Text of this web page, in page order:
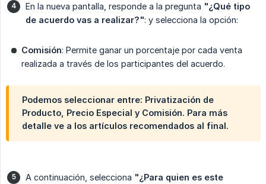
En la nueva pantalla, responde a la pregunta "¿Qué tipo
de acuerdo vas a realizar?": y selecciona la opción:
Comisión: Permite ganar un porcentaje por cada venta
realizada a través de los participantes del acuerdo.
Podemos seleccionar entre: Privatización de
Producto Precio Especial y Comisión. Para más
detalle ve a los artículos recomendados al final.
A continuación, selecciona "¿Para quien es este